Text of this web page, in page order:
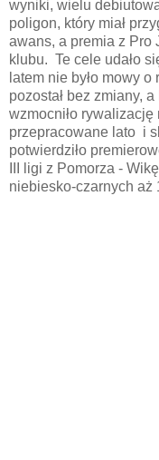
wyniki, wielu
poligon, który miał
awans, a premia z Pro
klubu. Te cele udało
latem nie było mowy o
pozostał bez zmiany,
wzmocniło
przepracowane lato i
potwierdziło
III ligi z Pomorza -
niebiesko-czarnych aż